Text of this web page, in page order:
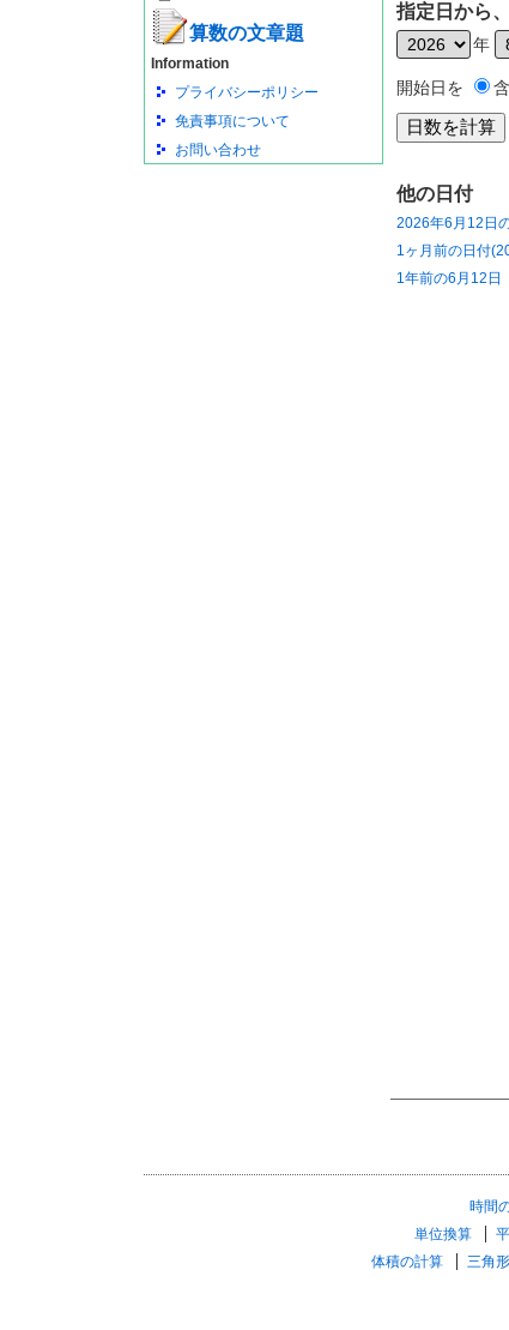
算数の文章題
Information
プライバシーポリシー
免責事項について
お問い合わせ
指定日から
年
開始日を
他の日付
2026年6月12日
1ヶ月前の日付
1年前の6月12日
時間
単位換算
体積の計算
三角